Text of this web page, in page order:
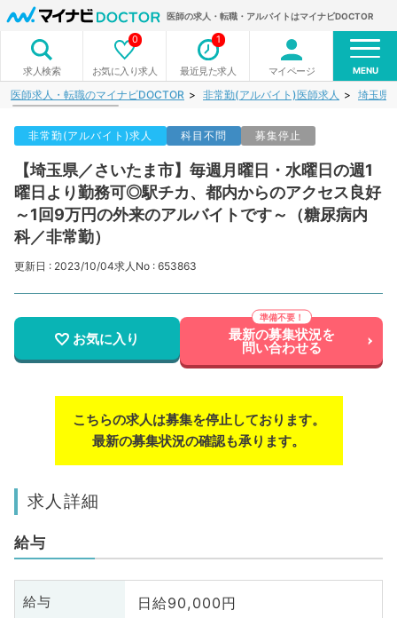
医師の求人・転職・アルバイトはマイナビDOCTOR
求人検索 お気に入り求人
0
最近見た求人
1
マイページ MENU
医師求人・転職のマイナビDOCTOR 非常勤(アルバイト)医師求人 埼玉県
非常勤(アルバイト)求人 科目不問 募集停止
【埼玉県／さいたま市】毎週月曜日・水曜日の週1
曜日より勤務可◎駅チカ、都内からのアクセス良好
～1回9万円の外来のアルバイトです～（糖尿病内
科／非常勤）
更新日 : 2023/10/04求人No : 653863
お気に入り 最新の募集状況を
問い合わせる
こちらの求人は募集を停止しております。
最新の募集状況の確認も承ります。
求人詳細
給与
給与 日給90,000円